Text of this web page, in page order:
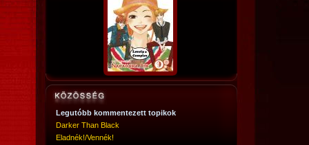
Legutóbb kommentezett topikok
Darker Than Black
Eladnék!/Vennék!